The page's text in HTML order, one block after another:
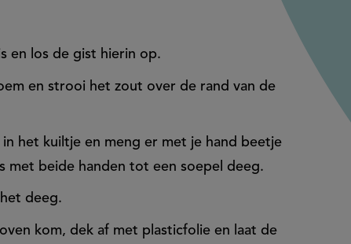
en los de gist hierin op.
en strooi het zout over de rand van de
het kuiltje en meng er met je hand beetje
met beide handen tot een soepel deeg.
deeg.
kom, dek af met plasticfolie en laat de